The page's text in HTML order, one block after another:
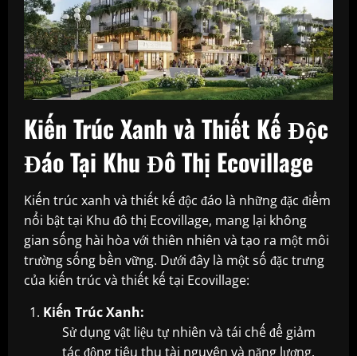
Kiến Trúc Xanh và Thiết Kế Độc
Đáo Tại Khu Đô Thị Ecovillage
Kiến trúc xanh và thiết kế độc đáo là những đặc điểm
nổi bật tại Khu đô thị Ecovillage, mang lại không
gian sống hài hòa với thiên nhiên và tạo ra một môi
trường sống bền vững. Dưới đây là một số đặc trưng
của kiến trúc và thiết kế tại Ecovillage:
Kiến Trúc Xanh:
Sử dụng vật liệu tự nhiên và tái chế để giảm
tác động tiêu thụ tài nguyên và năng lượng.